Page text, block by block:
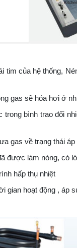
của hệ thống,
bình trao đổi
được làm nóng, có
hấp thụ nhiệt
gian hoạt động , áp